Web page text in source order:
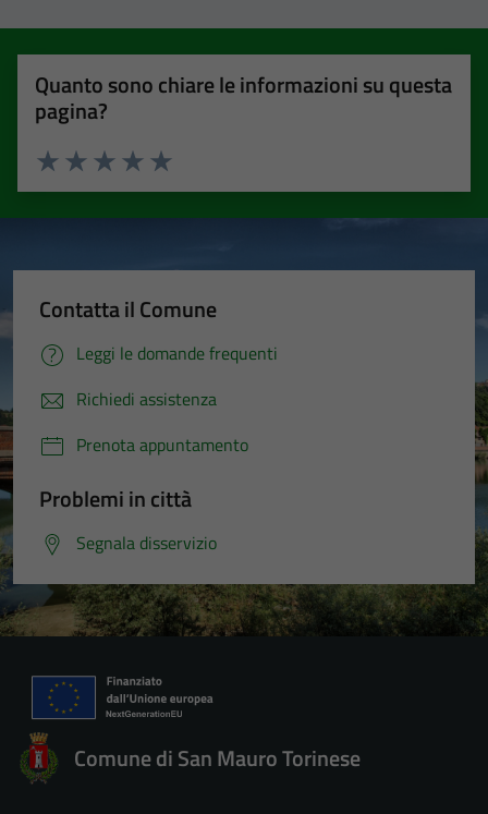
Quanto sono chiare le informazioni su questa
pagina?
Valuta 5 stelle su 5
Valuta 4 stelle su 5
Valuta 3 stelle su 5
Valuta 2 stelle su 5
Valuta 1 stelle su 5
Contatta il Comune
Leggi le domande frequenti
Richiedi assistenza
Prenota appuntamento
Problemi in città
Segnala disservizio
Comune di San Mauro Torinese